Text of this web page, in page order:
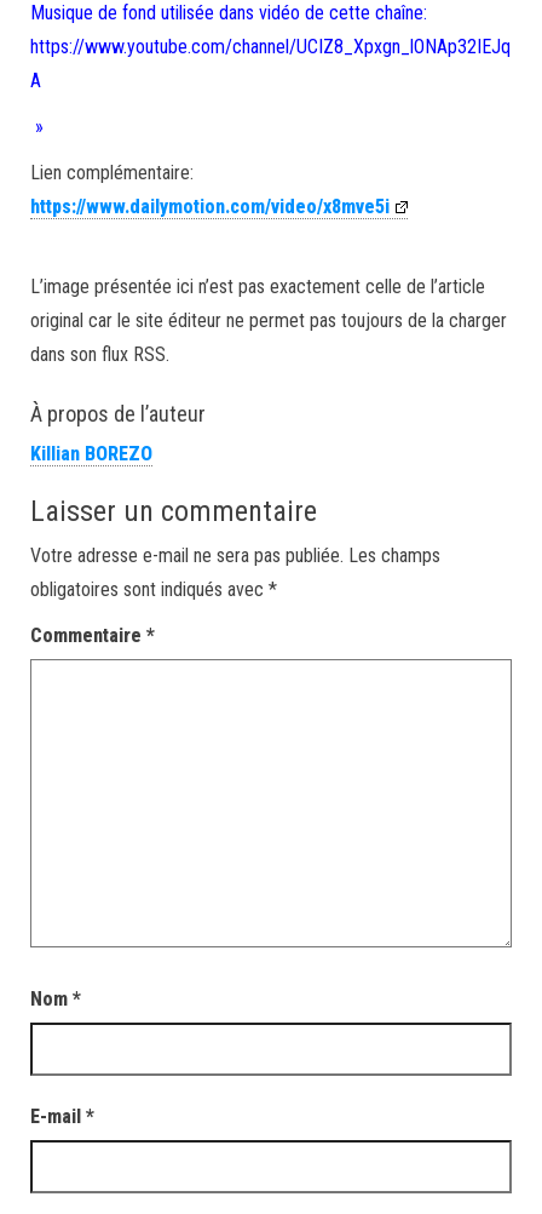
Musique de fond utilisée dans vidéo de cette chaîne:
https://www.youtube.com/channel/UCIZ8_Xpxgn_lONAp32IEJq
A
»
Lien complémentaire:
https://www.dailymotion.com/video/x8mve5i
L’image présentée ici n’est pas exactement celle de l’article
original car le site éditeur ne permet pas toujours de la charger
dans son flux RSS.
À propos de l’auteur
Killian BOREZO
Laisser un commentaire
Votre adresse e-mail ne sera pas publiée. Les champs
obligatoires sont indiqués avec *
Commentaire *
Nom *
E-mail *